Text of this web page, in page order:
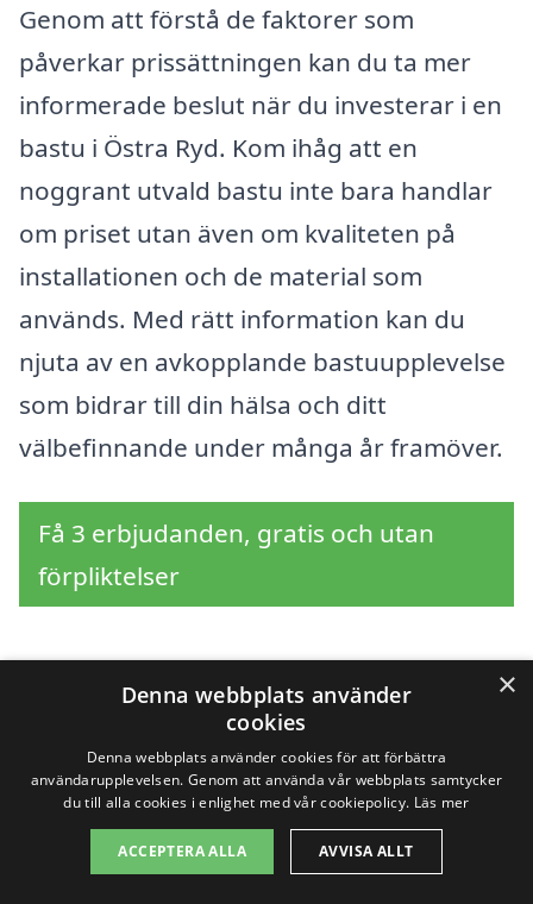
Genom att förstå de faktorer som
påverkar prissättningen kan du ta mer
informerade beslut när du investerar i en
bastu i Östra Ryd. Kom ihåg att en
noggrant utvald bastu inte bara handlar
om priset utan även om kvaliteten på
installationen och de material som
används. Med rätt information kan du
njuta av en avkopplande bastuupplevelse
som bidrar till din hälsa och ditt
välbefinnande under många år framöver.
Få 3 erbjudanden, gratis och utan
förpliktelser
Sök efter en
professionell för bastu i
andra städer nära Östra
Ryd
×
Denna webbplats använder
cookies
Denna webbplats använder cookies för att förbättra
användarupplevelsen. Genom att använda vår webbplats samtycker
du till alla cookies i enlighet med vår cookiepolicy. Läs mer
ACCEPTERA ALLA AVVISA ALLT